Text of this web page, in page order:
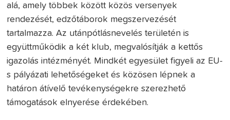
alá, amely többek között közös versenyek
rendezését, edzőtáborok megszervezését
tartalmazza. Az utánpótlásnevelés területén is
együttműködik a két klub, megvalósítják a kettős
igazolás intézményét. Mindkét egyesület figyeli az EU-
s pályázati lehetőségeket és közösen lépnek a
határon átívelő tevékenységekre szerezhető
támogatások elnyerése érdekében.